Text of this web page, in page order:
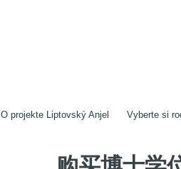
O projekte Liptovský Anjel Vyberte si